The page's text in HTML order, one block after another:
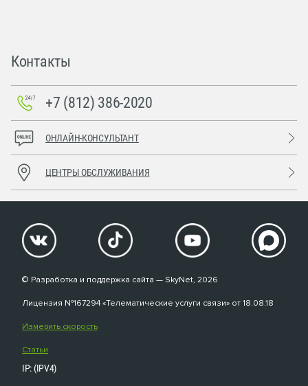
Контакты
+7 (812) 386-2020
ОНЛАЙН-КОНСУЛЬТАНТ
ЦЕНТРЫ ОБСЛУЖИВАНИЯ
© Разработка и поддержка сайта — SkyNet, 2026
Лицензия №167294 «Телематические услуги связи» от 18.08.18
Измерить скорость
Статьи
IP: (IPV4)